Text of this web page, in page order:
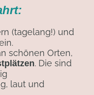
(tagelang!) und
schönen Orten,
. Die sind
laut und